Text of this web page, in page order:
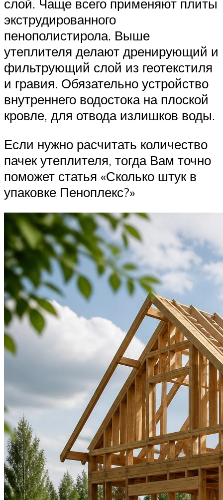
слой. Чаще всего применяют плиты
экструдированного
пенополистирола. Выше
утеплителя делают дренирующий и
фильтрующий слой из геотекстиля
и гравия. Обязательно устройство
внутреннего водостока на плоской
кровле, для отвода излишков воды.
Если нужно расчитать количество
пачек утеплителя, тогда Вам точно
поможет статья «Сколько штук в
упаковке Пеноплекс?»